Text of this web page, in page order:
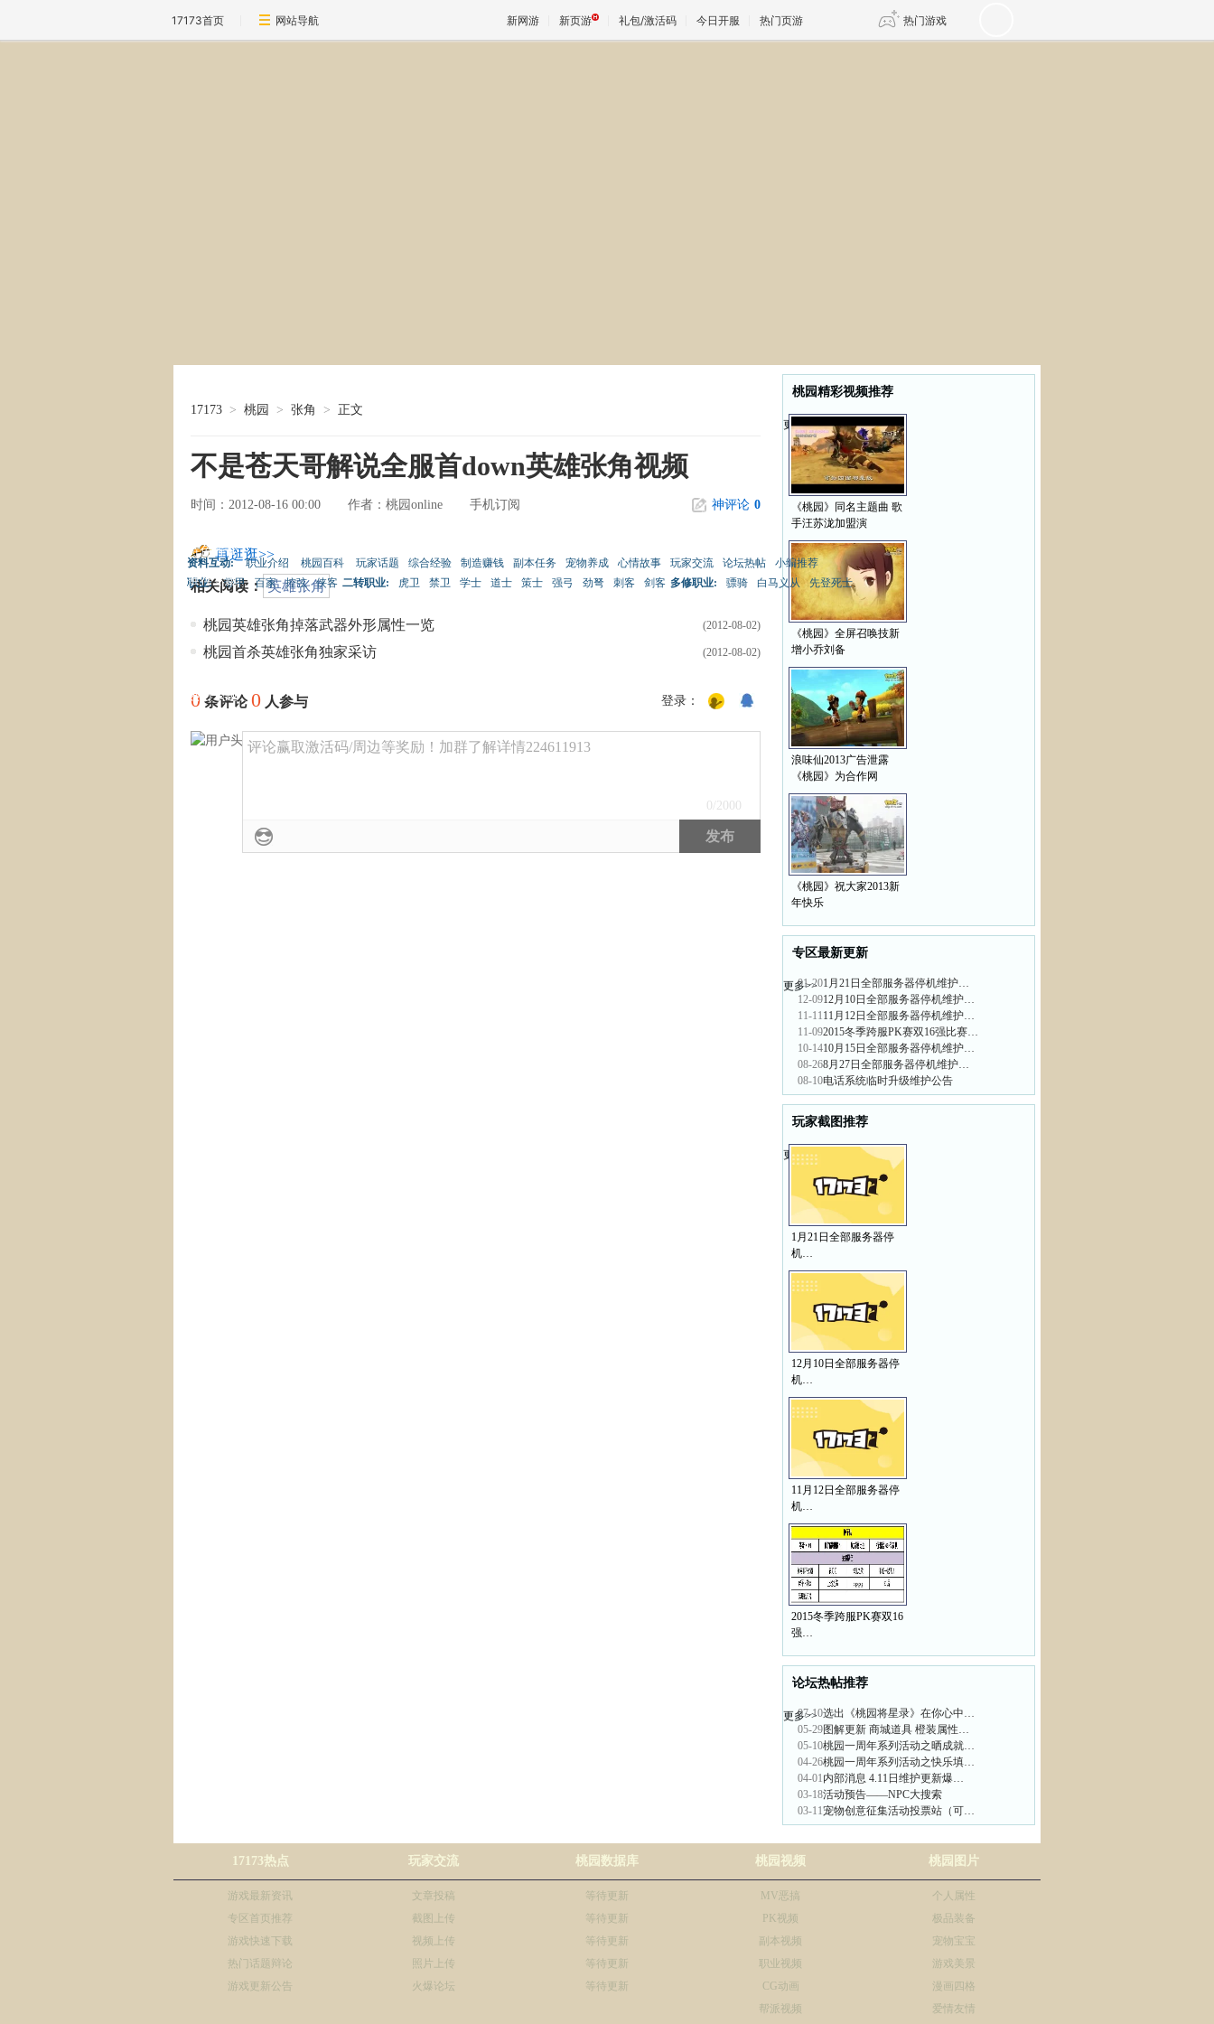
17173首页 网站导航 新网游 新页游 礼包/激活码 今日开服 热门页游 热门游戏
特色解读
推荐专题
热门专题
资料互动: 职业介绍 桃园百科 玩家话题 综合经验 制造赚钱 副本任务 宠物养成 心情故事 玩家交流 论坛热帖
小编推荐
职业:
带甲 百家 控弦 侠客 二转职业: 虎卫 禁卫 学士 道士 策士 强弓 劲弩 刺客 剑客 多修职业: 骠骑 白马义从 先登死士
17173 > 桃园 > 张角 > 正文
不是苍天哥解说全服首down英雄张角视频
时间：2012-08-16 00:00 作者： 桃园online 手机订阅 神评论 0
再逛逛>>
相关阅读： 英雄张角
(2012-08-02)
桃园英雄张角掉落武器外形属性一览
(2012-08-02)
桃园首杀英雄张角独家采访
0 条评论0 人参与 登录：
评论赢取激活码/周边等奖励！加群了解详情224611913
0 /2000
发布
桃园精彩视频推荐
更多>>
《桃园》同名主题曲 歌
手汪苏泷加盟演
《桃园》全屏召唤技新
增小乔刘备
浪味仙2013广告泄露
《桃园》为合作网
《桃园》祝大家2013新
年快乐
专区最新更新
更多>>
01-201月21日全部服务器停机维护…
12-0912月10日全部服务器停机维护…
11-1111月12日全部服务器停机维护…
11-092015冬季跨服PK赛双16强比赛…
10-1410月15日全部服务器停机维护…
08-268月27日全部服务器停机维护…
08-10电话系统临时升级维护公告
玩家截图推荐
更多>>
1月21日全部服务器停
机…
12月10日全部服务器停
机…
11月12日全部服务器停
机…
2015冬季跨服PK赛双16
强…
论坛热帖推荐
更多>>
07-10选出《桃园将星录》在你心中…
05-29图解更新 商城道具 橙装属性…
05-10桃园一周年系列活动之晒成就…
04-26桃园一周年系列活动之快乐填…
04-01内部消息 4.11日维护更新爆…
03-18活动预告——NPC大搜索
03-11宠物创意征集活动投票站（可…
17173热点
游戏最新资讯
专区首页推荐
游戏快速下载
热门话题辩论
游戏更新公告
玩家交流
文章投稿
截图上传
视频上传
照片上传
火爆论坛
桃园数据库
等待更新
等待更新
等待更新
等待更新
等待更新
桃园视频
MV恶搞
PK视频
副本视频
职业视频
CG动画
帮派视频
桃园图片
个人属性
极品装备
宠物宝宝
游戏美景
漫画四格
爱情友情